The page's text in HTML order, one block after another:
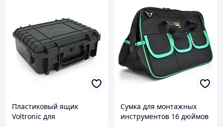
Пластиковый ящик
Voltronic для
Сумка для монтажных
инструментов 16 дюймов